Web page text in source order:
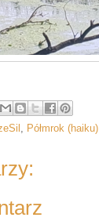
Półmrok (haiku)